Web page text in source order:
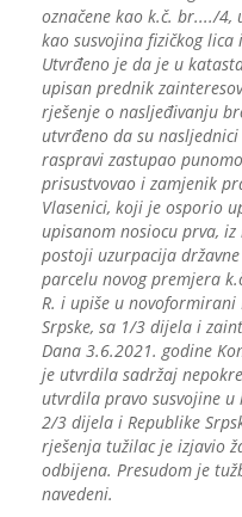
označene kao k.č. br..../4,
kao susvojina fizičkog lica
Utvrđeno je da je u
upisan prednik
rješenje o nasljeđivanju
utvrđeno da su nasljednici
raspravi zastupao
prisustvovao i zamjenik
Vlasenici, koji je osporio
upisanom nosiocu prva,
postoji uzurpacija
parcelu novog premjera
R. i upiše u novoformirani
Srpske, sa 1/3 dijela i
Dana 3.6.2021. godine
je utvrdila sadržaj
utvrdila pravo susvojine u
2/3 dijela i Republike
rješenja tužilac je izjavio
odbijena. Presudom je
navedeni.